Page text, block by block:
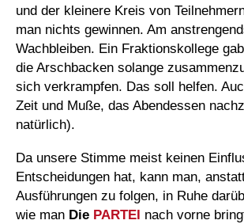
und der kleinere Kreis von
man nichts gewinnen. Am
Wachbleiben. Ein Fraktionskollege
die Arschbacken solange
sich verkrampfen. Das soll helfen.
Zeit und Muße, das Abendessen
natürlich).
Da unsere Stimme meist keinen
Entscheidungen hat, kann man,
Ausführungen zu folgen, in Ruhe
wie man Die PARTEI nach vorne